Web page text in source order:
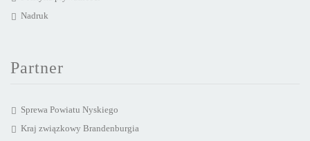
Nadruk
Partner
Sprewa Powiatu Nyskiego
Kraj związkowy Brandenburgia